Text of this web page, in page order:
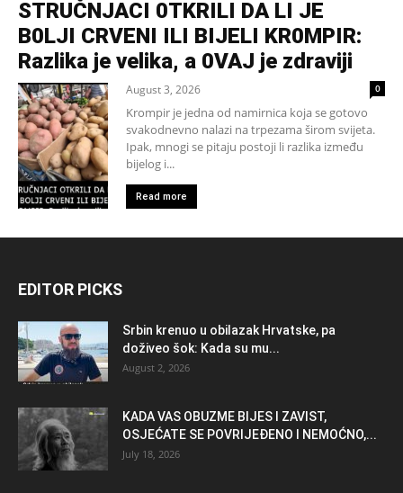
STRUČNJACI 0TKRILI DA LI JE
B0LJI CRVENI ILI BIJELI KR0MPIR:
Razlika je velika, a 0VAJ je zdraviji
August 3, 2026 0
Krompir je jedna od namirnica koja se gotovo
svakodnevno nalazi na trpezama širom svijeta.
Ipak, mnogi se pitaju postoji li razlika između
bijelog i...
Read more
EDITOR PICKS
Srbin krenuo u obilazak Hrvatske, pa
doživeo šok: Kada su mu...
August 2, 2026
KADA VAS OBUZME BIJES I ZAVIST,
OSJEĆATE SE POVRIJEĐENO I NEMOĆNO,...
July 18, 2026